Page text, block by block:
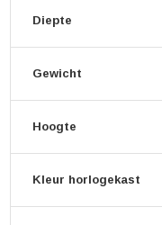
Diepte
Gewicht
Hoogte
Kleur horlogekast